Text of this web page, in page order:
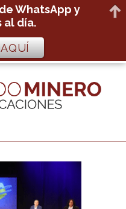
WhatsApp y
al día.